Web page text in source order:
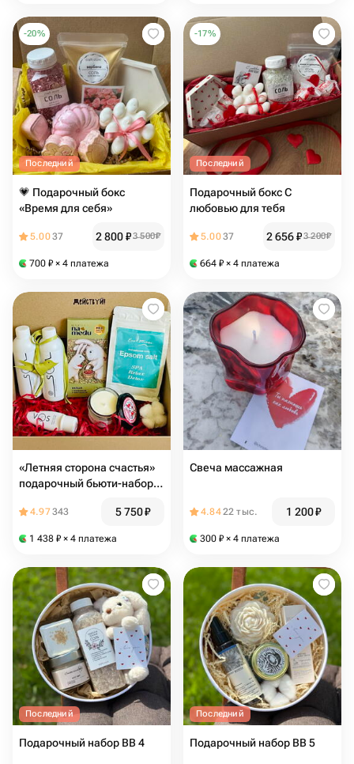
-20%
Последний
💗 Подарочный бокс
«Время для себя»
5.0037 2 800₽3 500₽
700 ₽ × 4 платежа
-17%
Последний
Подарочный бокс С
любовью для тебя
5.0037 2 656₽3 200₽
664 ₽ × 4 платежа
«Летняя сторона счастья»
подарочный бьюти-набор
украшением, свечой и
4.97343 5 750₽
1 438 ₽ × 4 платежа
Свеча массажная
4.8422 тыс. 1 200₽
300 ₽ × 4 платежа
Последний
Подарочный набор BB 4
Последний
Подарочный набор BB 5